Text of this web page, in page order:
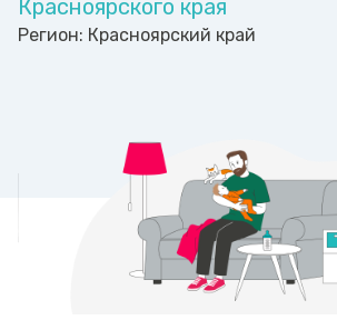
Красноярского края
Регион: Красноярский край